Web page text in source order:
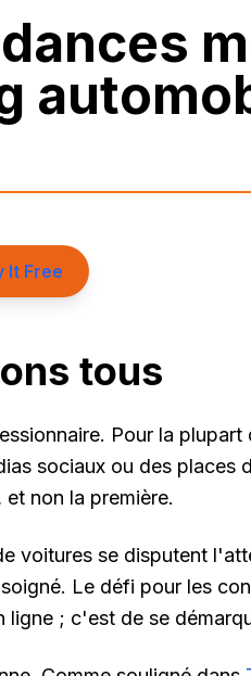
It Free
tous
Pour la plupart
sociaux ou des places
et non la première.
voitures se disputent
Le défi pour les
ligne ; c'est de se